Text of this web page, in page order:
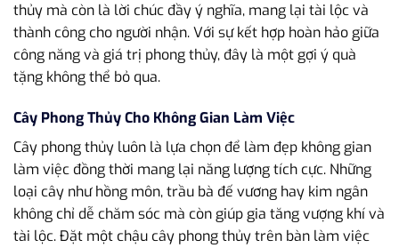
thủy mà còn là lời chúc đầy ý nghĩa, mang lại tài lộc và
thành công cho người nhận. Với sự kết hợp hoàn hảo giữa
công năng và giá trị phong thủy, đây là một gợi ý quà
tặng không thể bỏ qua.
Cây Phong Thủy Cho Không Gian Làm Việc
Cây phong thủy luôn là lựa chọn để làm đẹp không gian
làm việc đồng thời mang lại năng lượng tích cực. Những
loại cây như hồng môn, trầu bà đế vương hay kim ngân
không chỉ dễ chăm sóc mà còn giúp gia tăng vượng khí và
tài lộc. Đặt một chậu cây phong thủy trên bàn làm việc